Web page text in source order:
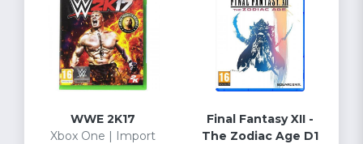
WWE 2K17
Xbox One | Import
Final Fantasy XII -
The Zodiac Age D1